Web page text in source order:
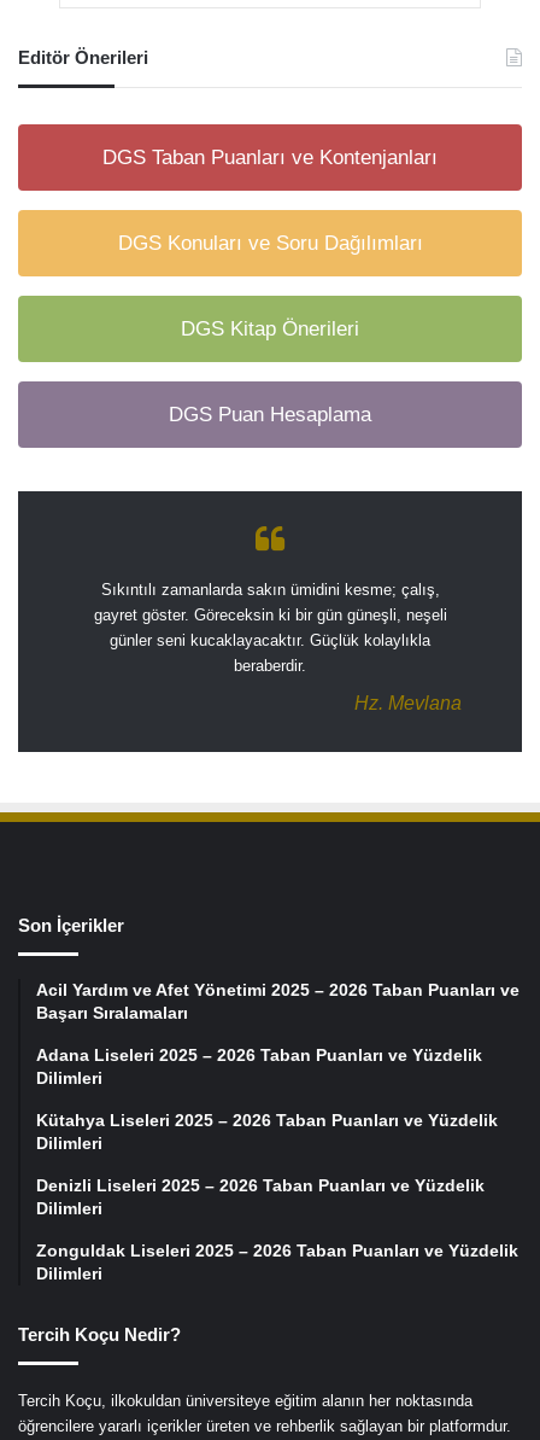
Editör Önerileri
DGS Taban Puanları ve Kontenjanları
DGS Konuları ve Soru Dağılımları
DGS Kitap Önerileri
DGS Puan Hesaplama
Sıkıntılı zamanlarda sakın ümidini kesme; çalış,
gayret göster. Göreceksin ki bir gün güneşli, neşeli
günler seni kucaklayacaktır. Güçlük kolaylıkla
beraberdir.
Hz. Mevlana
Son İçerikler
Acil Yardım ve Afet Yönetimi 2025 – 2026 Taban Puanları ve
Başarı Sıralamaları
Adana Liseleri 2025 – 2026 Taban Puanları ve Yüzdelik
Dilimleri
Kütahya Liseleri 2025 – 2026 Taban Puanları ve Yüzdelik
Dilimleri
Denizli Liseleri 2025 – 2026 Taban Puanları ve Yüzdelik
Dilimleri
Zonguldak Liseleri 2025 – 2026 Taban Puanları ve Yüzdelik
Dilimleri
Tercih Koçu Nedir?
Tercih Koçu, ilkokuldan üniversiteye eğitim alanın her noktasında
öğrencilere yararlı içerikler üreten ve rehberlik sağlayan bir platformdur.